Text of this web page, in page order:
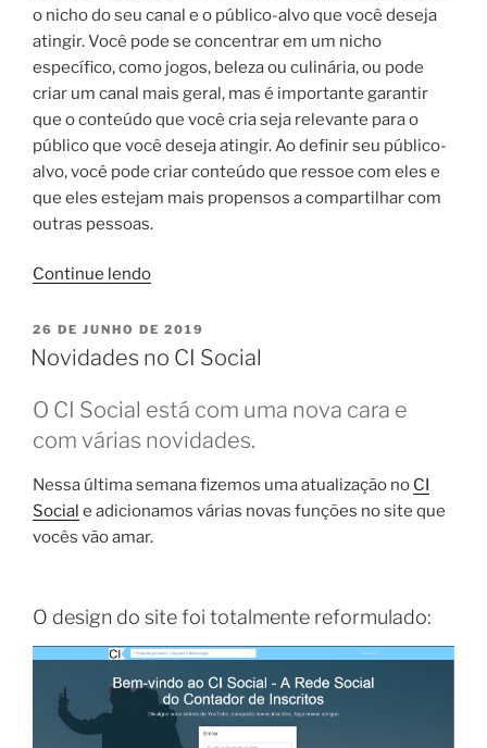
o nicho do seu canal e o público-alvo que você deseja
atingir. Você pode se concentrar em um nicho
específico, como jogos, beleza ou culinária, ou pode
criar um canal mais geral, mas é importante garantir
que o conteúdo que você cria seja relevante para o
público que você deseja atingir. Ao definir seu público-
alvo, você pode criar conteúdo que ressoe com eles e
que eles estejam mais propensos a compartilhar com
outras pessoas.
Continue lendo“Como
um
Youtuber
sucesso:
práticas
para
iniciantes”
PUBLICADO
EM
26 DE JUNHO DE 2019
Novidades no CI Social
O CI Social está com uma nova cara e
com várias novidades.
Nessa última semana fizemos uma atualização no CI
Social e adicionamos várias novas funções no site que
vocês vão amar.
O design do site foi totalmente reformulado: